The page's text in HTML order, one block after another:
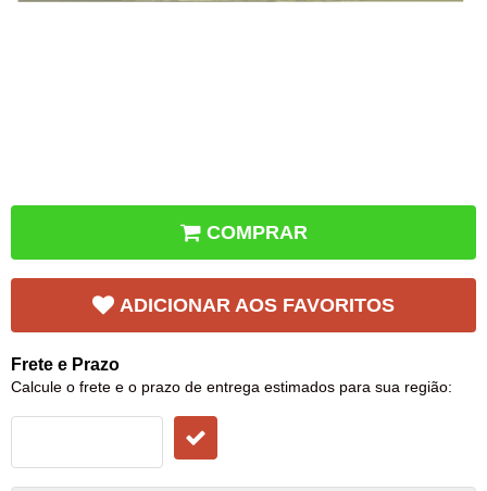
COMPRAR
ADICIONAR AOS FAVORITOS
Frete e Prazo
Calcule o frete e o prazo de entrega estimados para sua região: